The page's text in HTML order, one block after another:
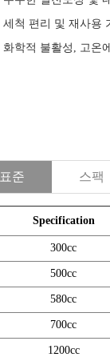
세척 편리 및 재사용
화학적 불활성, 고온
표준 스팩
Specification
300cc
500cc
580cc
700cc
1200cc